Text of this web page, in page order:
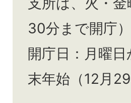
30分まで開庁）
開庁日：月曜
末年始（12月